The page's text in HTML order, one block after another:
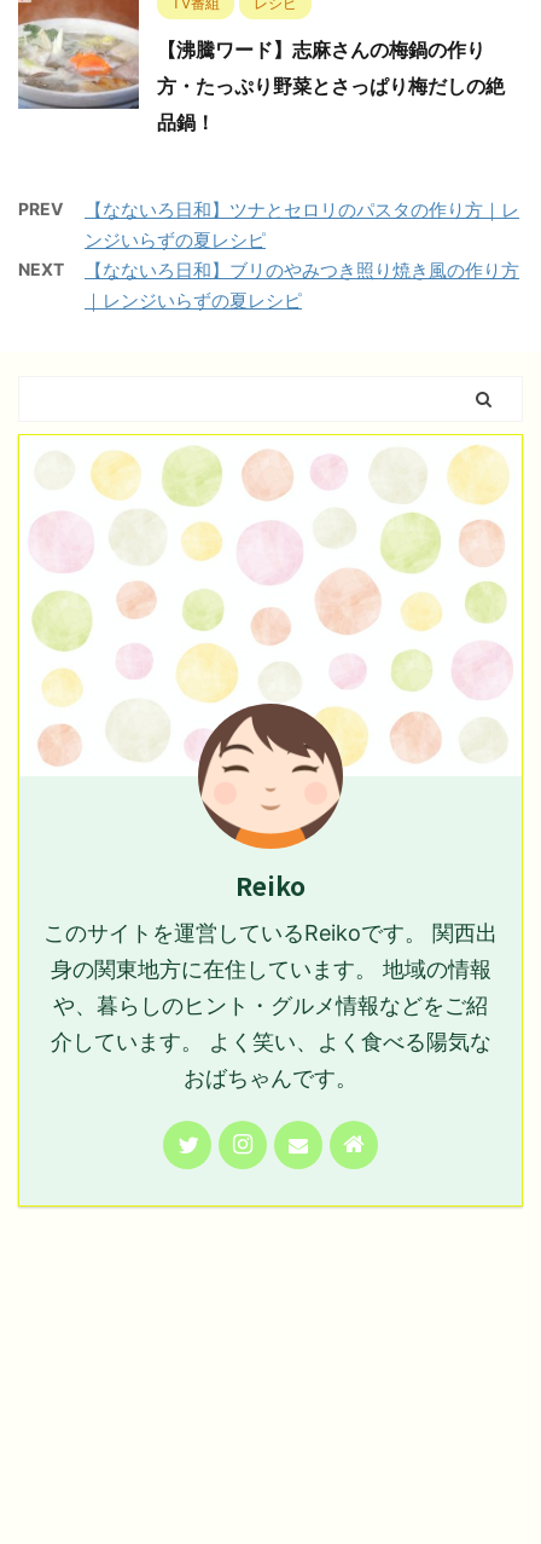
【沸騰ワード】志麻さんの梅鍋の作り
方・たっぷり野菜とさっぱり梅だしの絶
品鍋！
PREV
【なないろ日和】ツナとセロリのパスタの作り方｜レ
ンジいらずの夏レシピ
NEXT
【なないろ日和】ブリのやみつき照り焼き風の作り方
｜レンジいらずの夏レシピ
Reiko
このサイトを運営しているReikoです。 関西出
身の関東地方に在住しています。 地域の情報
や、暮らしのヒント・グルメ情報などをご紹
介しています。 よく笑い、よく食べる陽気な
おばちゃんです。